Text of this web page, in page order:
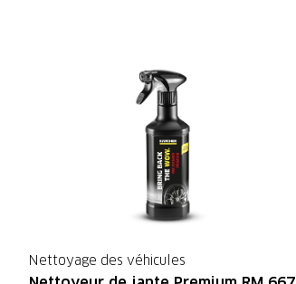
Nettoyage des véhicules